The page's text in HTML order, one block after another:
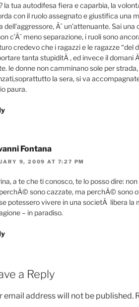
la tua autodifesa fiera e caparbia, la
con il ruolo assegnato e giustifica una
dell’aggressore, Ã¨ un’attenuante. Sai
c’Ã¨ meno separazione, i ruoli sono
credevo che i ragazzi e le ragazze “del
tanta stupiditÃ , ed invece il domani
le donne non camminano sole per
la sera, si va
paura.
Fontana
9, 2009 AT 7:27 PM
a te che ti conosco, te lo posso dire:
sono cazzate, ma perchÃ© sono
potessero vivere in una societÃ libera
– in paradiso.
a Reply
email address will not be published.